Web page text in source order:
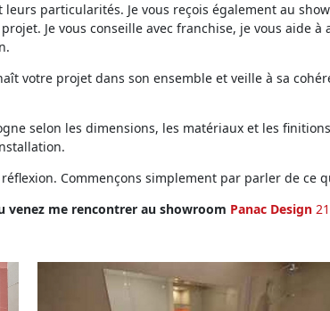
particularités. Je vous reçois également au
Je vous conseille avec franchise, je vous aide
votre projet dans son ensemble et veille à sa
selon les dimensions, les matériaux et les
Commençons simplement par parler de ce
venez me rencontrer au showroom Panac Design